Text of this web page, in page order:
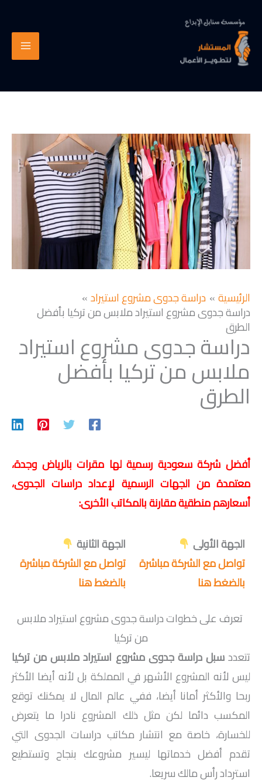
المحتوى
الرئيسية دراسة جدوى مشروع استيراد
دراسة جدوى مشروع استيراد ملابس من تركيا بأفضل
الطرق
دراسة جدوى مشروع استيراد
ملابس من تركيا بأفضل
الطرق
أفضل شركة سعودية رسمية لها مقرات بالرياض وجدة،
معتمدة من الجهات الرسمية لإعداد دراسات الجدوى،
أسعارهم منطقية مقارنة بالمكاتب الأخرى:
الجهة الأولى
تواصل مع الشركة مباشرة
بالضغط هنا
الجهة الثانية
تواصل مع الشركة مباشرة
بالضغط هنا
تعرف على خطوات دراسة جدوى مشروع استيراد ملابس
من تركيا
تتعددسبل دراسة جدوى مشروع استيراد ملابس من تركيا
ليس لأنه المشروع الأشهر في المملكة بل لأنه أيضا الأكثر
ربحا والأكثر أمانا أيضا، ففي عالم المال لا يمكنك توقع
المكسب دائما لكن مثل ذلك المشروع نادرا ما يتعرض
للخسارة، خاصة مع انتشار مكاتب دراسات الجدوى التي
تقدم أفضل خدماتها ليسير مشروعك بنجاح وتستطيع
استرداد رأس مالك سريعا.